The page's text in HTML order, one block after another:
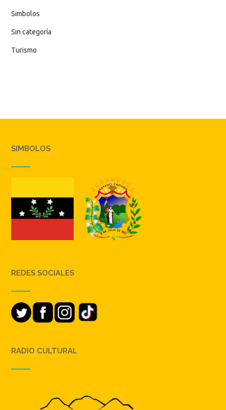
Simbolos
Sin categoría
Turismo
SIMBOLOS
REDES SOCIALES
RADIO CULTURAL